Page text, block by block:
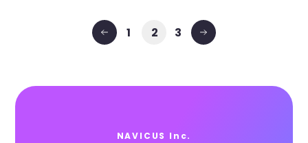
1 2 3
NAVICUS Inc.